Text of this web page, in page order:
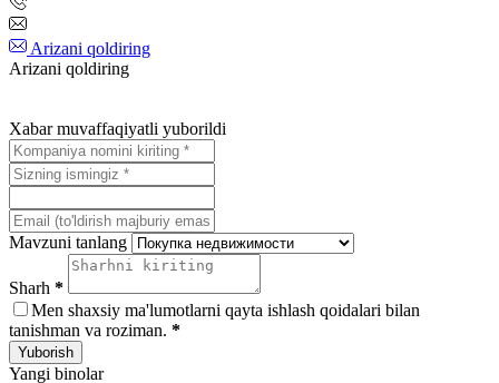
Arizani qoldiring
Arizani qoldiring
Xabar muvaffaqiyatli yuborildi
Mavzuni tanlang
Sharh *
Men shaxsiy ma'lumotlarni qayta ishlash qoidalari bilan
tanishman va roziman. *
Yuborish
Yangi binolar